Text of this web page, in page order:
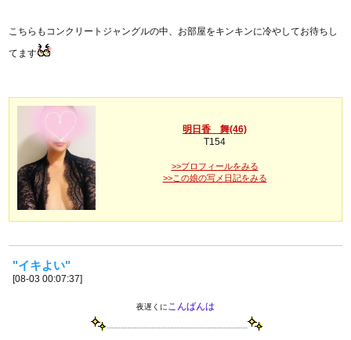
こちらもコンクリートジャングルの中、お部屋をキンキンに冷やしてお待ちし
てます
明日香 舞(46)
T154
>>プロフィールをみる
>>この娘の写メ日記をみる
"イキよい"
[08-03 00:07:37]
夜遅くにこんばんは
┈┈┈┈┈┈┈┈┈┈┈┈┈┈┈